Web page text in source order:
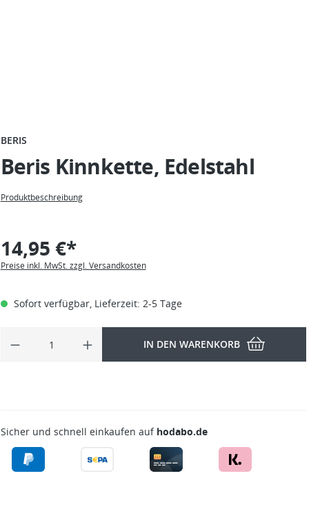
BERIS
Beris Kinnkette, Edelstahl
Produktbeschreibung
14,95 €*
Preise inkl. MwSt. zzgl. Versandkosten
Sofort verfügbar, Lieferzeit: 2-5 Tage
IN DEN WARENKORB
Sicher und schnell einkaufen auf hodabo.de